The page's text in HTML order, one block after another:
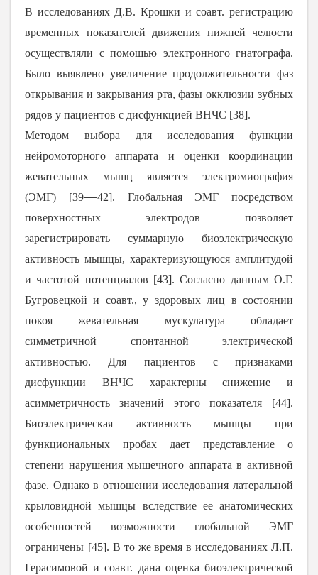
В исследованиях Д.В. Крошки и соавт. регистрацию
временных показателей движения нижней челюсти
осуществляли с помощью электронного гнатографа.
Было выявлено увеличение продолжительности фаз
открывания и закрывания рта, фазы окклюзии зубных
рядов у пациентов с дисфункцией ВНЧС [38].
Методом выбора для исследования функции
нейромоторного аппарата и оценки координации
жевательных мышц является электромиография
(ЭМГ) [39―42]. Глобальная ЭМГ посредством
поверхностных электродов позволяет
зарегистрировать суммарную биоэлектрическую
активность мышцы, характеризующуюся амплитудой
и частотой потенциалов [43]. Согласно данным О.Г.
Бугровецкой и соавт., у здоровых лиц в состоянии
покоя жевательная мускулатура обладает
симметричной спонтанной электрической
активностью. Для пациентов с признаками
дисфункции ВНЧС характерны снижение и
асимметричность значений этого показателя
[44].
Биоэлектрическая активность мышцы при
функциональных пробах дает представление о
степени нарушения мышечного аппарата в активной
фазе. Однако в отношении исследования латеральной
крыловидной мышцы вследствие ее анатомических
особенностей возможности глобальной ЭМГ
ограничены [45]. В то же время в исследованиях Л.П.
Герасимовой и соавт. дана оценка биоэлектрической